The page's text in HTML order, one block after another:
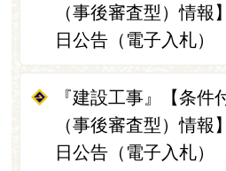
（事後審査型）情報
日公告（電子入札）
『建設工事』【条件
（事後審査型）情報
日公告（電子入札）